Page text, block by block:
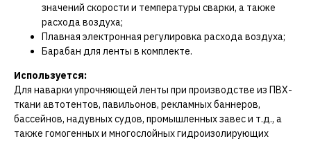
значений скорости и температуры сварки, а также
расхода воздуха;
Плавная электронная регулировка расхода воздуха;
Барабан для ленты в комплекте.
Используется:
Для наварки упрочняющей ленты при производстве из ПВХ-
ткани автотентов, павильонов, рекламных баннеров,
бассейнов, надувных судов, промышленных завес и т.д., а
также гомогенных и многослойных гидроизолирующих